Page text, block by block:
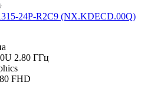
24P-R2C9 (NX.KDECD.00Q)
2.80 ГГц
FHD